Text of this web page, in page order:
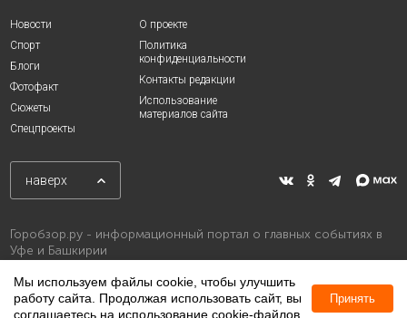
Новости
Спорт
Блоги
Фотофакт
Сюжеты
Спецпроекты
О проекте
Политика
конфиденциальности
Контакты редакции
Использование
материалов сайта
наверх
Горобзор.ру - информационный портал о главных событиях в
Уфе и Башкирии
Мы используем файлы cookie, чтобы улучшить
работу сайта. Продолжая использовать сайт, вы
соглашаетесь на использование cookie-файлов.
Принять